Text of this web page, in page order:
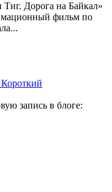
Дорога на Байкал»
фильм по
запись в блоге: